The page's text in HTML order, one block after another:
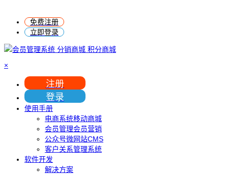
免费注册
立即登录
×
注册
登录
使用手册
电商系统移动商城
会员管理会员营销
公众号微网站CMS
客户关系管理系统
软件开发
解决方案